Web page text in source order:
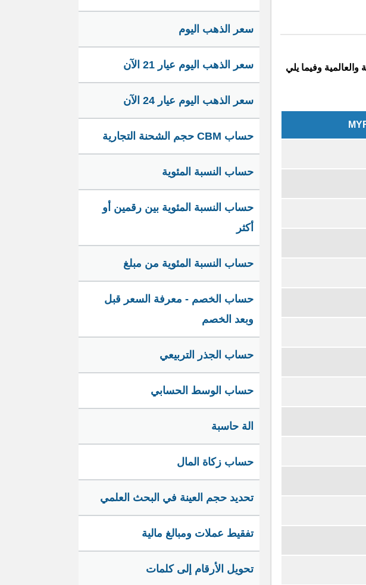
وفيما يلي
سعر الذهب اليوم
سعر الذهب اليوم عيار 21 الآن
سعر الذهب اليوم عيار 24 الآن
حساب CBM حجم الشحنة التجارية
حساب النسبة المئوية
حساب النسبة المئوية بين رقمين أو
أكثر
حساب النسبة المئوية من مبلغ
حساب الخصم - معرفة السعر قبل
وبعد الخصم
حساب الجذر التربيعي
حساب الوسط الحسابي
الة حاسبة
حساب زكاة المال
تحديد حجم العينة في البحث العلمي
تفقيط عملات ومبالغ مالية
تحويل الأرقام إلى كلمات